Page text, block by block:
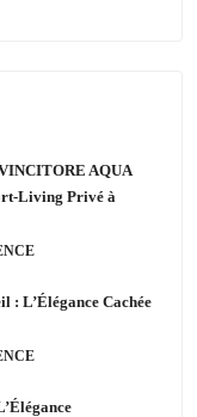
AQUA
Living Privé à
: L’Élégance Cachée